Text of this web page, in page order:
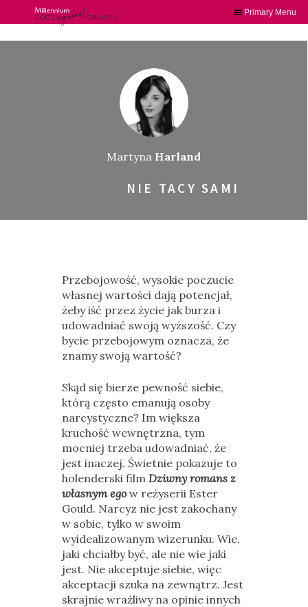
Primary Menu
Martyna Harland
NIE TACY SAMI
Przebojowość, wysokie poczucie
własnej wartości dają potencjał,
żeby iść przez życie jak burza i
udowadniać swoją wyższość. Czy
bycie przebojowym oznacza, że
znamy swoją wartość?
Skąd się bierze pewność siebie,
którą często emanują osoby
narcystyczne? Im większa
kruchość wewnętrzna, tym
mocniej trzeba udowadniać, że
jest inaczej. Świetnie pokazuje to
holenderski film Dziwny romans z
własnym egow reżyserii Ester
Gould. Narcyz nie jest zakochany
w sobie, tylko w swoim
wyidealizowanym wizerunku. Wie,
jaki chciałby być, ale nie wie jaki
jest. Nie akceptuje siebie, więc
akceptacji szuka na zewnątrz. Jest
skrajnie wrażliwy na opinie innych